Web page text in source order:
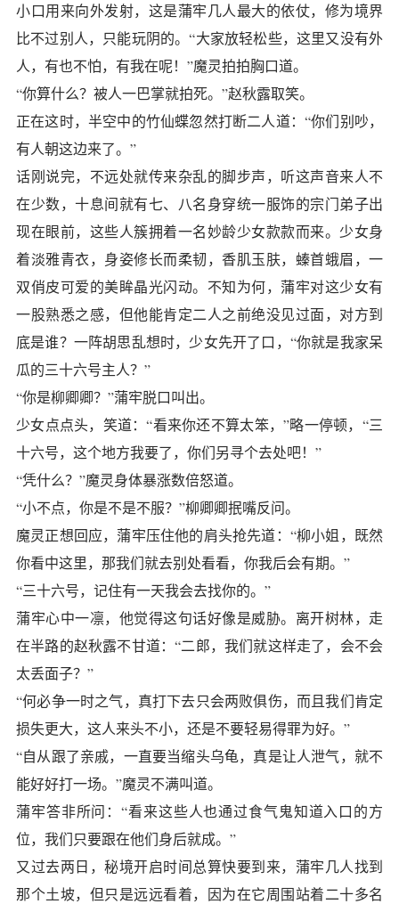
小口用来向外发射，这是蒲牢几人最大的依仗，修为境界
比不过别人，只能玩阴的。“大家放轻松些，这里又没有外
人，有也不怕，有我在呢！”魔灵拍拍胸口道。
“你算什么？被人一巴掌就拍死。”赵秋露取笑。
正在这时，半空中的竹仙蝶忽然打断二人道：“你们别吵，
有人朝这边来了。”
话刚说完，不远处就传来杂乱的脚步声，听这声音来人不
在少数，十息间就有七、八名身穿统一服饰的宗门弟子出
现在眼前，这些人簇拥着一名妙龄少女款款而来。少女身
着淡雅青衣，身姿修长而柔韧，香肌玉肤，螓首蛾眉，一
双俏皮可爱的美眸晶光闪动。不知为何，蒲牢对这少女有
一股熟悉之感，但他能肯定二人之前绝没见过面，对方到
底是谁？一阵胡思乱想时，少女先开了口，“你就是我家呆
瓜的三十六号主人？”
“你是柳卿卿？”蒲牢脱口叫出。
少女点点头，笑道：“看来你还不算太笨，”略一停顿，“三
十六号，这个地方我要了，你们另寻个去处吧！”
“凭什么？”魔灵身体暴涨数倍怒道。
“小不点，你是不是不服？”柳卿卿抿嘴反问。
魔灵正想回应，蒲牢压住他的肩头抢先道：“柳小姐，既然
你看中这里，那我们就去别处看看，你我后会有期。”
“三十六号，记住有一天我会去找你的。”
蒲牢心中一凛，他觉得这句话好像是威胁。离开树林，走
在半路的赵秋露不甘道：“二郎，我们就这样走了，会不会
太丢面子？”
“何必争一时之气，真打下去只会两败俱伤，而且我们肯定
损失更大，这人来头不小，还是不要轻易得罪为好。”
“自从跟了亲戚，一直要当缩头乌龟，真是让人泄气，就不
能好好打一场。”魔灵不满叫道。
蒲牢答非所问：“看来这些人也通过食气鬼知道入口的方
位，我们只要跟在他们身后就成。”
又过去两日，秘境开启时间总算快要到来，蒲牢几人找到
那个土坡，但只是远远看着，因为在它周围站着二十多名